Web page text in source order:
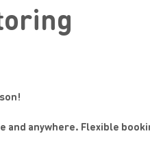
and anywhere. Flexible